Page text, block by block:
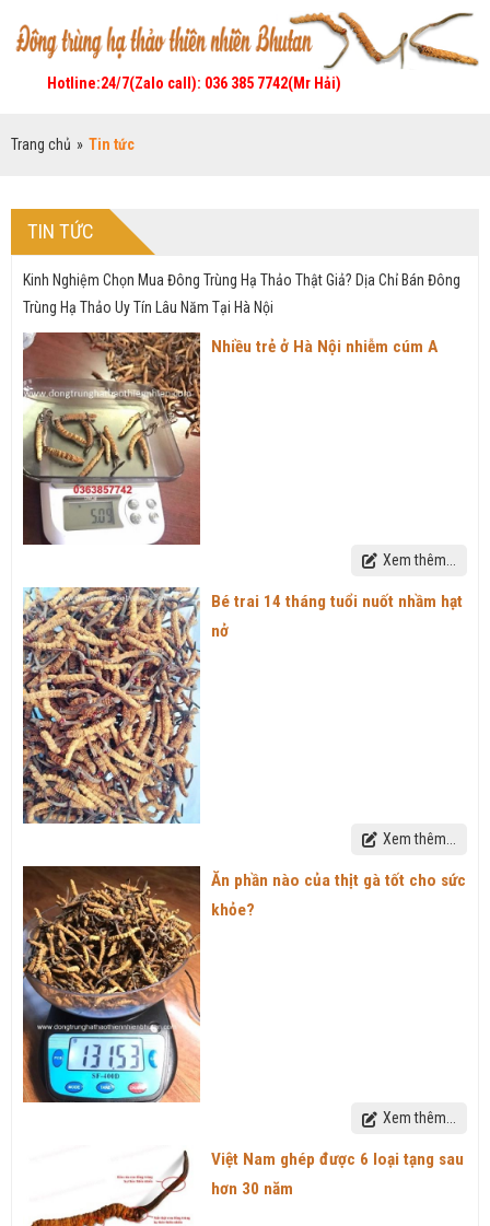
Hotline:24/7(Zalo call): 036 385 7742(Mr Hải)
Trang chủ » Tin tức
TIN TỨC
Kinh Nghiệm Chọn Mua Đông Trùng Hạ Thảo Thật Giả? Dịa Chỉ Bán Đông
Trùng Hạ Thảo Uy Tín Lâu Năm Tại Hà Nội
Nhiều trẻ ở Hà Nội nhiễm cúm A
Xem thêm...
Bé trai 14 tháng tuổi nuốt nhầm hạt
nở
Xem thêm...
Ăn phần nào của thịt gà tốt cho sức
khỏe?
Xem thêm...
Việt Nam ghép được 6 loại tạng sau
hơn 30 năm